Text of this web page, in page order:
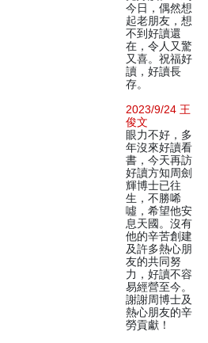
今日，偶然想
起老朋友，想
不到好讀還
在，令人又驚
又喜。祝福好
讀，好讀長
存。
2023/9/24 王
俊文
眼力不好，多
年沒來好讀看
書，今天再訪
好讀方知周劍
輝博士已往
生，不勝唏
噓，希望他安
息天國。沒有
他的辛苦創建
及許多熱心朋
友的共同努
力，好讀不容
易經營至今。
謝謝周博士及
熱心朋友的辛
勞貢獻！